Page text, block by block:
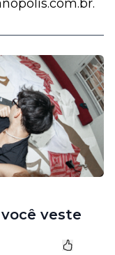
veste